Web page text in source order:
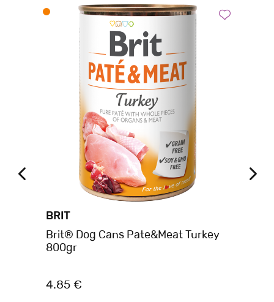
BRIT
Brit® Dog Cans Pate&Meat Turkey
800gr
4.85 €